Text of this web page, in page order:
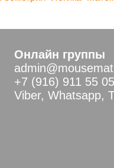
Онлайн группы
+7 (916) 911 55 05
Viber, Whatsapp,